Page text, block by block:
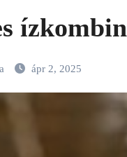
ápr 2, 2025